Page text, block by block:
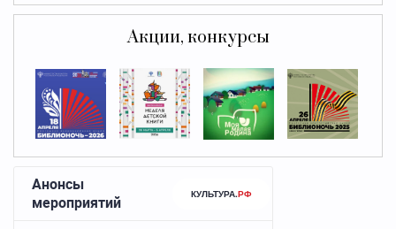
Акции, конкурсы